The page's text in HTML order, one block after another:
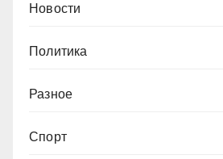
Новости
Политика
Разное
Спорт